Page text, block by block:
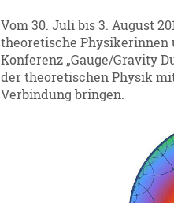
Vom 30. Juli bis 3. August
theoretische Physikerinnen
Konferenz „Gauge/Gravity
der theoretischen Physik
Verbindung bringen.